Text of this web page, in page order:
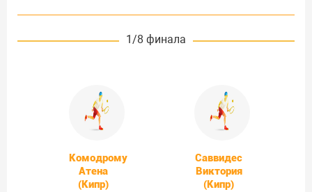
1/8 финала
Комодрому
Атена
(Кипр)
Саввидес
Виктория
(Кипр)